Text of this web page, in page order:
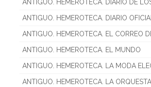
ANTIGUO. HEMEROTECA. DIARIO DE
ANTIGUO. HEMEROTECA. DIARIO OFICIAL
ANTIGUO. HEMEROTECA. EL CORREO
ANTIGUO. HEMEROTECA. EL MUNDO
ANTIGUO. HEMEROTECA. LA MODA
ANTIGUO. HEMEROTECA. LA ORQUESTA